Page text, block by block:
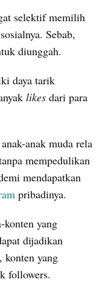
selektif memilih
Sebab,
diunggah.
daya tarik
likes dari para
anak muda rela
mempedulikan
mendapatkan
pribadinya.
konten yang
dijadikan
konten yang
followers.